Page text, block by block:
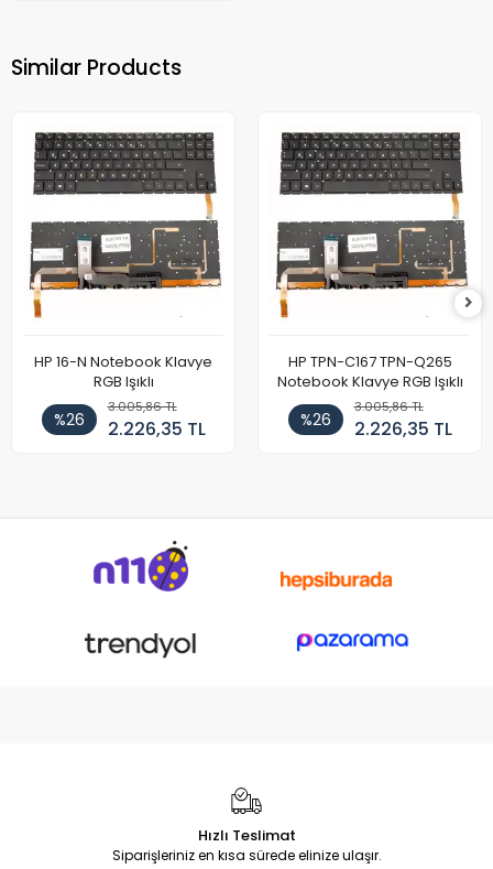
Similar Products
HP 16-N Notebook Klavye
RGB Işıklı
%26
3.005,86 TL
2.226,35 TL
HP TPN-C167 TPN-Q265
Notebook Klavye RGB Işıklı
%26
3.005,86 TL
2.226,35 TL
Hızlı Teslimat
Siparişleriniz en kısa sürede elinize ulaşır.